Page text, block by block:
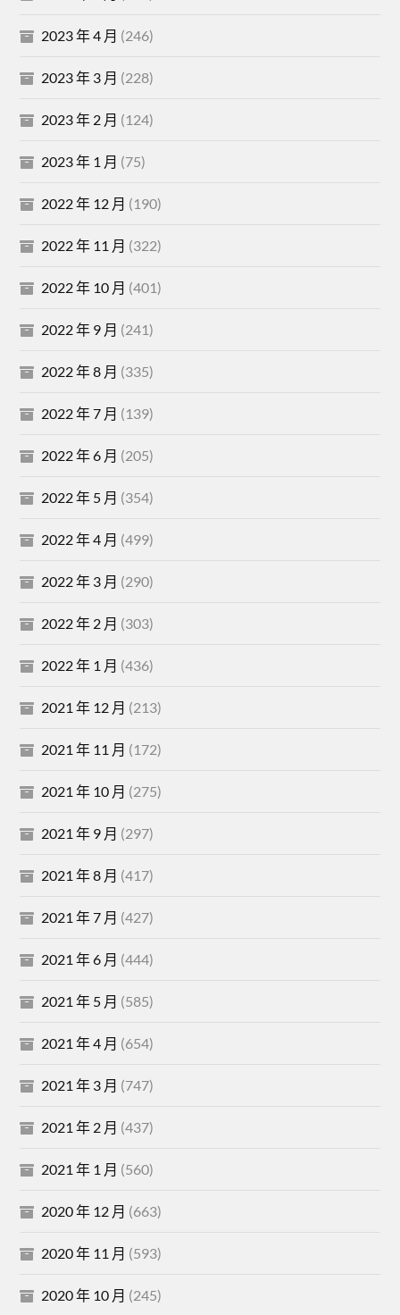
2023 年 4 月 (246)
2023 年 3 月 (228)
2023 年 2 月 (124)
2023 年 1 月 (75)
2022 年 12 月 (190)
2022 年 11 月 (322)
2022 年 10 月 (401)
2022 年 9 月 (241)
2022 年 8 月 (335)
2022 年 7 月 (139)
2022 年 6 月 (205)
2022 年 5 月 (354)
2022 年 4 月 (499)
2022 年 3 月 (290)
2022 年 2 月 (303)
2022 年 1 月 (436)
2021 年 12 月 (213)
2021 年 11 月 (172)
2021 年 10 月 (275)
2021 年 9 月 (297)
2021 年 8 月 (417)
2021 年 7 月 (427)
2021 年 6 月 (444)
2021 年 5 月 (585)
2021 年 4 月 (654)
2021 年 3 月 (747)
2021 年 2 月 (437)
2021 年 1 月 (560)
2020 年 12 月 (663)
2020 年 11 月 (593)
2020 年 10 月 (245)